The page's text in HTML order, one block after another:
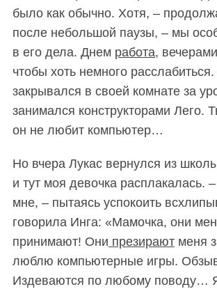
было как обычно. Хотя, –
после небольшой паузы, – мы
в его дела. Днем работа,
чтобы хоть немного
закрывался в своей комнате за
занимался конструкторами Лего.
он не любит компьютер…
Но вчера Лукас вернулся из
и тут моя девочка расплакалась.
мне, – пытаясь успокоить
говорила Инга: «Мамочка, они
принимают! Они презираютменя
люблю компьютерные игры.
Издеваются по любому поводу…